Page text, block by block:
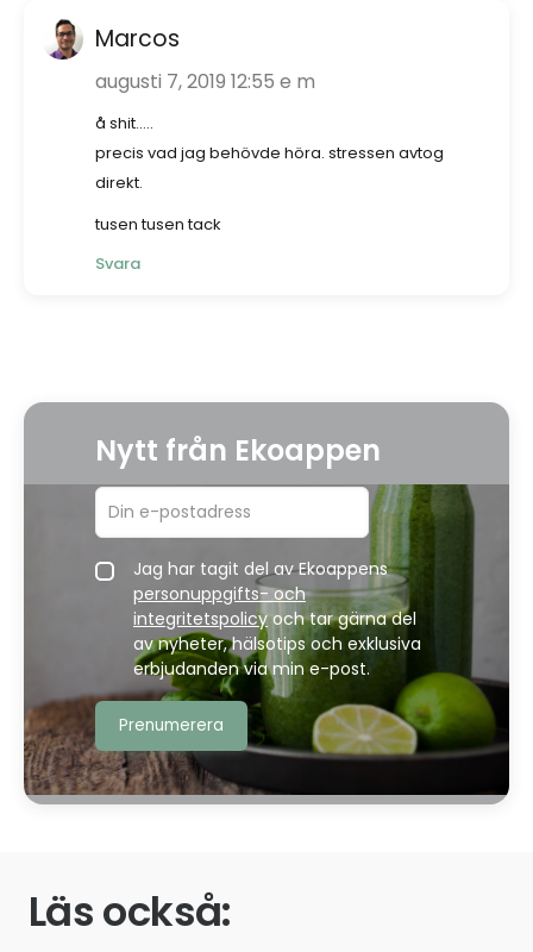
Marcos
augusti 7, 2019 12:55 e m
å shit…..
precis vad jag behövde höra. stressen avtog
direkt.
tusen tusen tack
Svara
Nytt från Ekoappen
Jag har tagit del av Ekoappens
personuppgifts- och
integritetspolicyoch tar gärna del
av nyheter, hälsotips och exklusiva
erbjudanden via min e-post.
Läs också: